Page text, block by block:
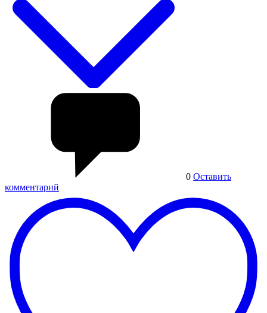
0 Оставить
комментарий